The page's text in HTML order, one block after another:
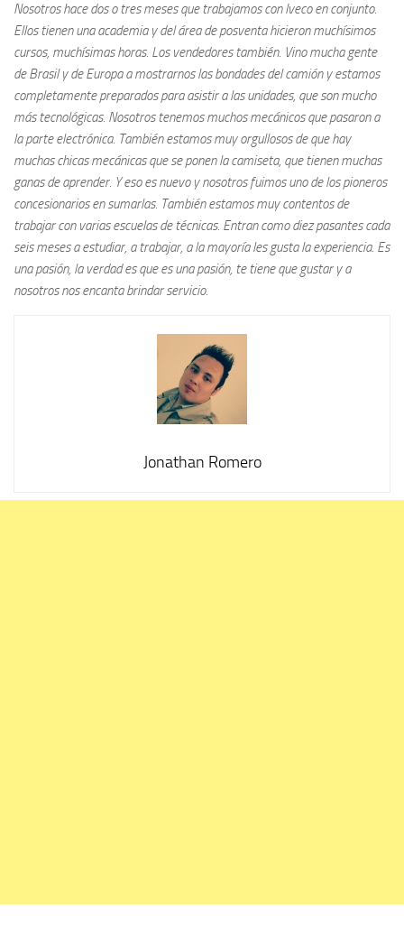
Nosotros hace dos o tres meses que trabajamos con Iveco en conjunto.
Ellos tienen una academia y del área de posventa hicieron muchísimos
cursos, muchísimas horas. Los vendedores también. Vino mucha gente
de Brasil y de Europa a mostrarnos las bondades del camión y estamos
completamente preparados para asistir a las unidades, que son mucho
más tecnológicas. Nosotros tenemos muchos mecánicos que pasaron a
la parte electrónica. También estamos muy orgullosos de que hay
muchas chicas mecánicas que se ponen la camiseta, que tienen muchas
ganas de aprender. Y eso es nuevo y nosotros fuimos uno de los pioneros
concesionarios en sumarlas. También estamos muy contentos de
trabajar con varias escuelas de técnicas. Entran como diez pasantes cada
seis meses a estudiar, a trabajar, a la mayoría les gusta la experiencia. Es
una pasión, la verdad es que es una pasión, te tiene que gustar y a
nosotros nos encanta brindar servicio.
Jonathan Romero